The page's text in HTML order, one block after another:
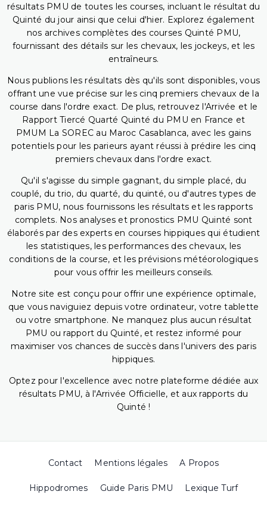
résultats PMU de toutes les courses, incluant le résultat du
Quinté du jour ainsi que celui d'hier. Explorez également
nos archives complètes des courses Quinté PMU,
fournissant des détails sur les chevaux, les jockeys, et les
entraîneurs.
Nous publions les résultats dès qu'ils sont disponibles, vous
offrant une vue précise sur les cinq premiers chevaux de la
course dans l'ordre exact. De plus, retrouvez l'Arrivée et le
Rapport Tiercé Quarté Quinté du PMU en France et
PMUM La SOREC au Maroc Casablanca, avec les gains
potentiels pour les parieurs ayant réussi à prédire les cinq
premiers chevaux dans l'ordre exact.
Qu'il s'agisse du simple gagnant, du simple placé, du
couplé, du trio, du quarté, du quinté, ou d'autres types de
paris PMU, nous fournissons les résultats et les rapports
complets. Nos analyses et pronostics PMU Quinté sont
élaborés par des experts en courses hippiques qui étudient
les statistiques, les performances des chevaux, les
conditions de la course, et les prévisions météorologiques
pour vous offrir les meilleurs conseils.
Notre site est conçu pour offrir une expérience optimale,
que vous naviguiez depuis votre ordinateur, votre tablette
ou votre smartphone. Ne manquez plus aucun résultat
PMU ou rapport du Quinté, et restez informé pour
maximiser vos chances de succès dans l'univers des paris
hippiques.
Optez pour l'excellence avec notre plateforme dédiée aux
résultats PMU, à l'Arrivée Officielle, et aux rapports du
Quinté !
Contact Mentions légales A Propos
Hippodromes Guide Paris PMU Lexique Turf